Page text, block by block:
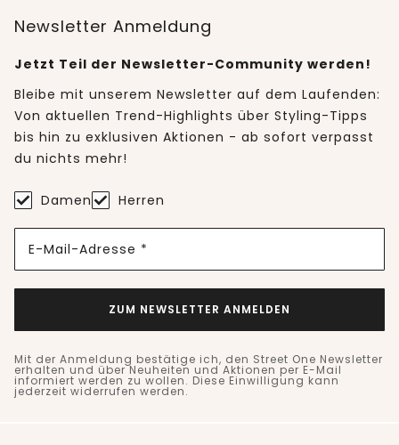
Newsletter Anmeldung
Jetzt Teil der Newsletter-Community werden!
Bleibe mit unserem Newsletter auf dem Laufenden:
Von aktuellen Trend-Highlights über Styling-Tipps
bis hin zu exklusiven Aktionen - ab sofort verpasst
du nichts mehr!
Damen Herren
E-Mail-Adresse *
ZUM NEWSLETTER ANMELDEN
Mit der Anmeldung bestätige ich, den Street One Newsletter
erhalten und über Neuheiten und Aktionen per E-Mail
informiert werden zu wollen. Diese Einwilligung kann
jederzeit widerrufen werden.